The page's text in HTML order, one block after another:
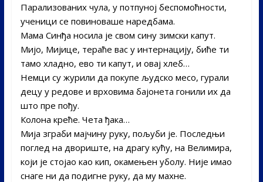
Парализованих чула, у потпуној беспомоћности,
ученици се повиноваше наредбама.
Мама Синђа носила је свом сину зимски капут.­
Мијо, Мијице, тераће вас у интернацију, биће ти
тамо хладно, ево ти капут, и овај хлеб…
Немци су журили да покупе људско месо, гурали
децу у редове и врховима бајонета гонили их да
што пре пођу.
Колона креће. Чета ђака…
Мија зграби мајчину руку, пољуби је. Последњи
поглед на двориште, на драгу кућу, на Велимира,
који је стојао као кип, окамењен уболу. Није имао
снаге ни да подигне руку, да му махне.